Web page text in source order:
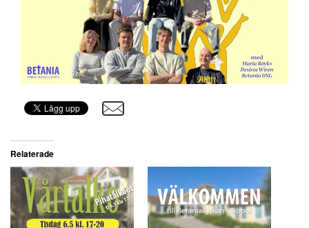
Relaterade